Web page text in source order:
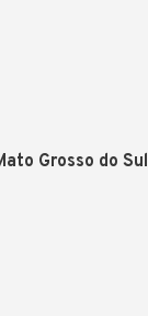
Grosso do Sul